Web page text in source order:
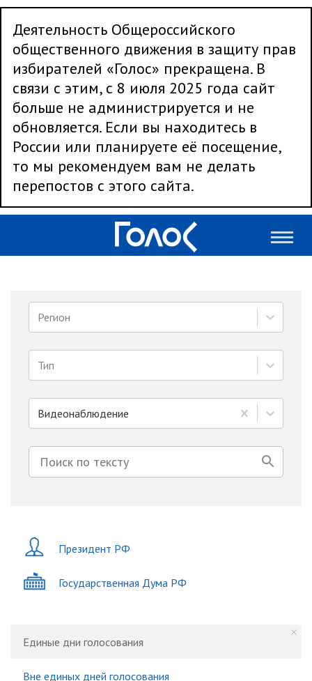
Деятельность Общероссийского
общественного движения в защиту прав
избирателей «Голос» прекращена. В
связи с этим, с 8 июля 2025 года сайт
больше не администрируется и не
обновляется. Если вы находитесь в
России или планируете её посещение,
то мы рекомендуем вам не делать
перепостов с этого сайта.
Регион
Тип
Видеонаблюдение
Президент РФ
Государственная Дума РФ
Единые дни голосования
Вне единых дней голосования